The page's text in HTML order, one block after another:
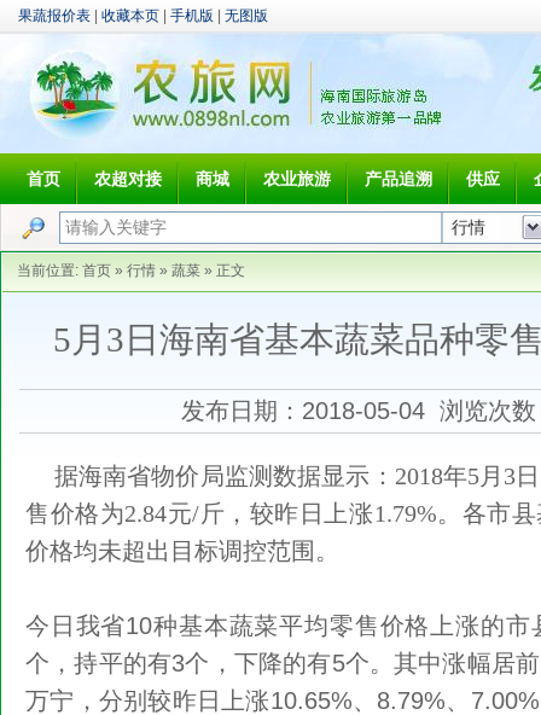
果蔬报价表 收藏本页 手机版 无图版
首页 农超对接 商城 农业旅游 产品追溯 供应
当前位置: 首页 » 行情 » 蔬菜 » 正文
5月3日海南省基本蔬菜品种零
发布日期：2018-05-04 浏览次
据海南省物价局监测数据显示：2018年5月3
售价格为2.84元/斤，较昨日上涨1.79%。各市
价格均未超出目标调控范围。
今日我省10种基本蔬菜平均零售价格上涨的市
个，持平的有3个，下降的有5个。其中涨幅居
万宁，分别较昨日上涨10.65%、8.79%、